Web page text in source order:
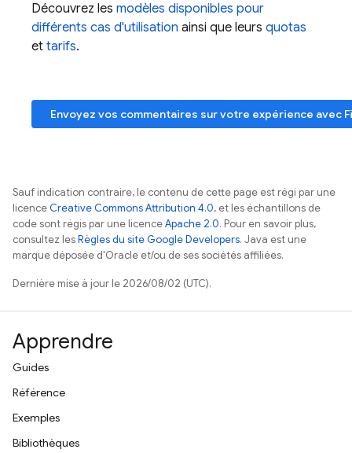
Découvrez les modèles disponibles pour
différents cas d'utilisation ainsi que leurs quotas
et tarifs.
Envoyez vos commentaires sur votre expérience avec
Sauf indication contraire, le contenu de cette page est régi par une
licenceCreative Commons Attribution 4.0, et les échantillons de
code sont régis par une licenceApache 2.0. Pour en savoir plus,
consultez lesRègles du site Google Developers. Java est une
marque déposée d'Oracle et/ou de ses sociétés affiliées.
Dernière mise à jour le 2026/08/02 (UTC).
Apprendre
Guides
Référence
Exemples
Bibliothèques